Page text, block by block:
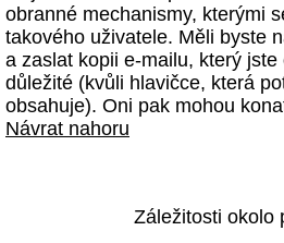
obranné mechanismy, kterými
takového uživatele. Měli byste
a zaslat kopii e-mailu, který
důležité (kvůli hlavičce, která
obsahuje). Oni pak mohou
Návrat nahoru
Záležitosti okolo